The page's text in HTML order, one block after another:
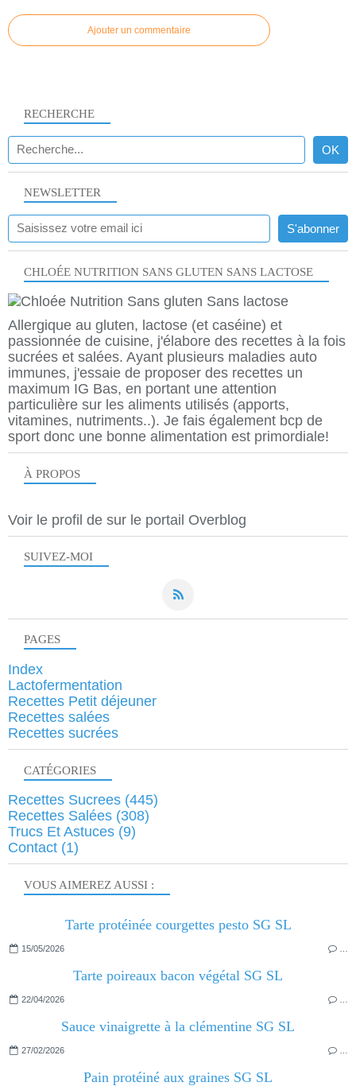
Ajouter un commentaire
NEWSLETTER
SUIVEZ-MOI
RECHERCHE
CHLOÉE NUTRITION SANS GLUTEN SANS LACTOSE
Allergique au gluten, lactose (et caséine) et
passionnée de cuisine, j'élabore des recettes à la fois
sucrées et salées. Ayant plusieurs maladies auto
immunes, j'essaie de proposer des recettes un
maximum IG Bas, en portant une attention
particulière sur les aliments utilisés (apports,
vitamines, nutriments..). Je fais également bcp de
sport donc une bonne alimentation est primordiale!
À PROPOS
Voir le profil de sur le portail Overblog
VOUS AIMEREZ AUSSI :
Tarte protéinée courgettes pesto SG SL
15/05/2026
Tarte poireaux bacon végétal SG SL
22/04/2026
Sauce vinaigrette à la clémentine SG SL
27/02/2026
Pain protéiné aux graines SG SL
PAGES
Index
Lactofermentation
Recettes Petit déjeuner
Recettes salées
Recettes sucrées
CATÉGORIES
Recettes Sucrees (445)
Recettes Salées (308)
Trucs Et Astuces (9)
Contact (1)